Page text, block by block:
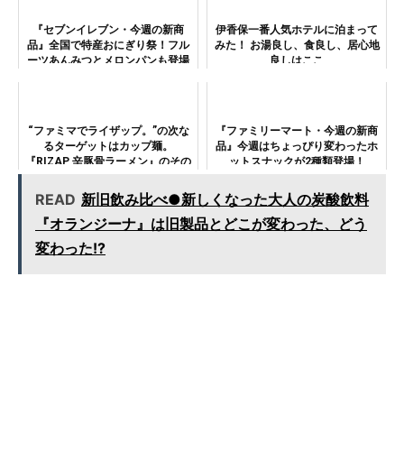
『セブンイレブン・今週の新商
品』全国で特産おにぎり祭！フル
ーツあんみつとメロンパンも登場
伊香保一番人気ホテルに泊まって
みた！ お湯良し、食良し、居心地
良しはここ
“ファミマでライザップ。”の次な
るターゲットはカップ麺。
『RIZAP 辛豚骨ラーメン』のその
『ファミリーマート・今週の新商
品』今週はちょっぴり変わったホ
ットスナックが2種類登場！
READ 新旧飲み比べ●新しくなった大人の炭酸飲料
『オランジーナ』は旧製品とどこが変わった、どう
変わった!?